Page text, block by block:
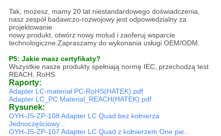
Tak, możesz, mamy 20 lat niestandardowego doświadczenia,
nasz zespół badawczo-rozwojowy jest odpowiedzialny za
projektowanie
nowy produkt, otwórz nowy molud i zaoferuj wsparcie
technologiczne.Zapraszamy do wykonania usługi OEM/ODM.
P5: Jakie masz certyfikaty?
Wszystkie nasze produkty spełniają normę IEC, przechodzą test
REACH, RoHS.
Raporty:
Adapter LC-materiał PC-RoHS(HATEK).pdf
Adapter LC_PC Material_REACH(HATEK).pdf
Rysunek:
OYH-JS-ZP-108 Adapter LC Quad bez kołnierza
Jednoczęściowy...
OYH-JS-ZP-107 Adapter LC Quad z kołnierzem One pie...